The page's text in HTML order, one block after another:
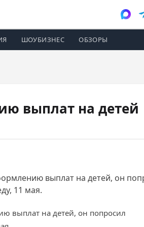
ШОУБИЗНЕС ОБЗОРЫ
выплат на детей
выплат на детей, он
11 мая.
выплат на детей, он попросил